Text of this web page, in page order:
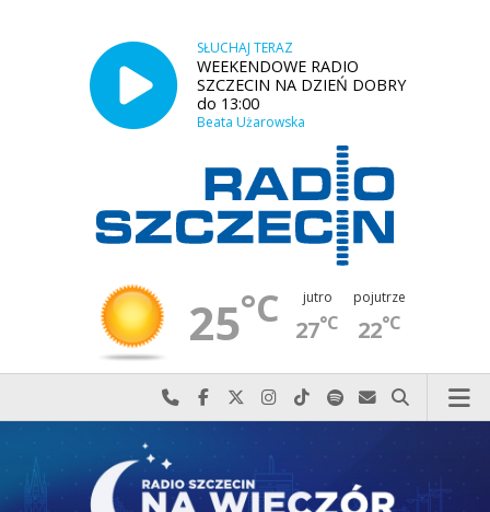
SŁUCHAJ TERAZ
WEEKENDOWE RADIO
SZCZECIN NA DZIEŃ DOBRY
do 13:00
Beata Użarowska
25°C jutro
27°C
pojutrze
22°C
Najlepiej po prostu do nas zadzwoń
Odwiedź nas na Facebook-u
Odwiedź nas na X
Odwiedź nas na Instagram-ie
Odwiedź nas na TikTok-u
Szukaj nas na Spotify
Wyślij do nas
Szukaj